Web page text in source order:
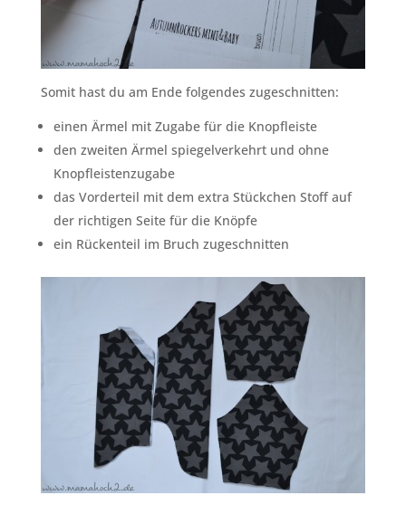
Somit hast du am Ende folgendes zugeschnitten:
einen Ärmel mit Zugabe für die Knopfleiste
den zweiten Ärmel spiegelverkehrt und ohne
Knopfleistenzugabe
das Vorderteil mit dem extra Stückchen Stoff auf
der richtigen Seite für die Knöpfe
ein Rückenteil im Bruch zugeschnitten